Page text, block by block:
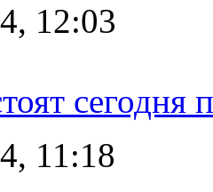
12:03
сегодня
11:18